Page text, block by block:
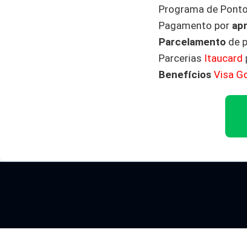
Programa de
Pagamento por
Parcelamento de
Parcerias Itaucard
Benefícios Visa